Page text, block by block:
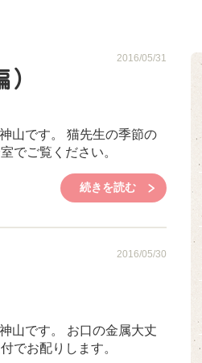
2016/05/31
です。 猫先生の季節の
でご覧ください。
続きを読む
2016/05/30
です。 お口の金属大丈
でお配りします。